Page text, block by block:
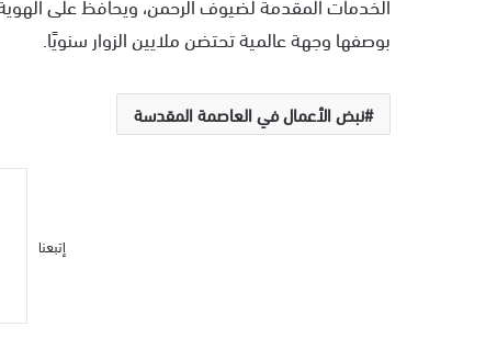
بوصفها وجهة عالمية تحتضن ملايين الزوار سنويًا.
نبض الأعمال في العاصمة المقدسة
إتبعنا